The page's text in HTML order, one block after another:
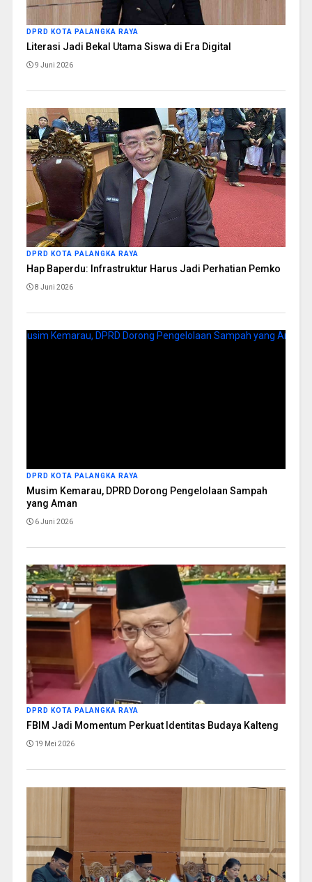
DPRD KOTA PALANGKA RAYA
Literasi Jadi Bekal Utama Siswa di Era Digital
9 Juni 2026
DPRD KOTA PALANGKA RAYA
Hap Baperdu: Infrastruktur Harus Jadi Perhatian Pemko
8 Juni 2026
DPRD KOTA PALANGKA RAYA
Musim Kemarau, DPRD Dorong Pengelolaan Sampah
yang Aman
6 Juni 2026
DPRD KOTA PALANGKA RAYA
FBIM Jadi Momentum Perkuat Identitas Budaya Kalteng
19 Mei 2026